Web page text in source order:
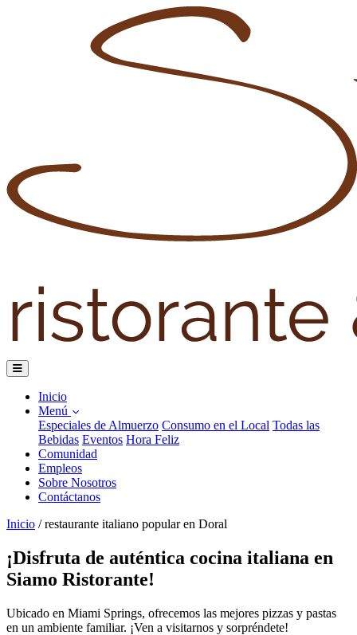
Inicio
Menú
Especiales de Almuerzo Consumo en el Local Todas las
Bebidas Eventos Hora Feliz
Comunidad
Empleos
Sobre Nosotros
Contáctanos
Inicio / restaurante italiano popular en Doral
¡Disfruta de auténtica cocina italiana en
Siamo Ristorante!
Ubicado en Miami Springs, ofrecemos las mejores pizzas y pastas
en un ambiente familiar. ¡Ven a visitarnos y sorpréndete!